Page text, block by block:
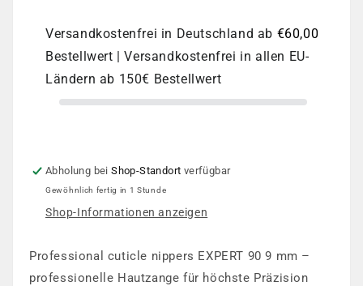
nippers
EXPERT
90
9
nippers
EXPERT
90
9
Versandkostenfrei in Deutschland ab €60,00
Bestellwert | Versandkostenfrei in allen EU-
Ländern ab 150€ Bestellwert
Abholung beiShop-Standort verfügbar
Gewöhnlich fertig in 1 Stunde
Shop-Informationen anzeigen
Professional cuticle nippers EXPERT 90 9 mm –
professionelle Hautzange für höchste Präzision